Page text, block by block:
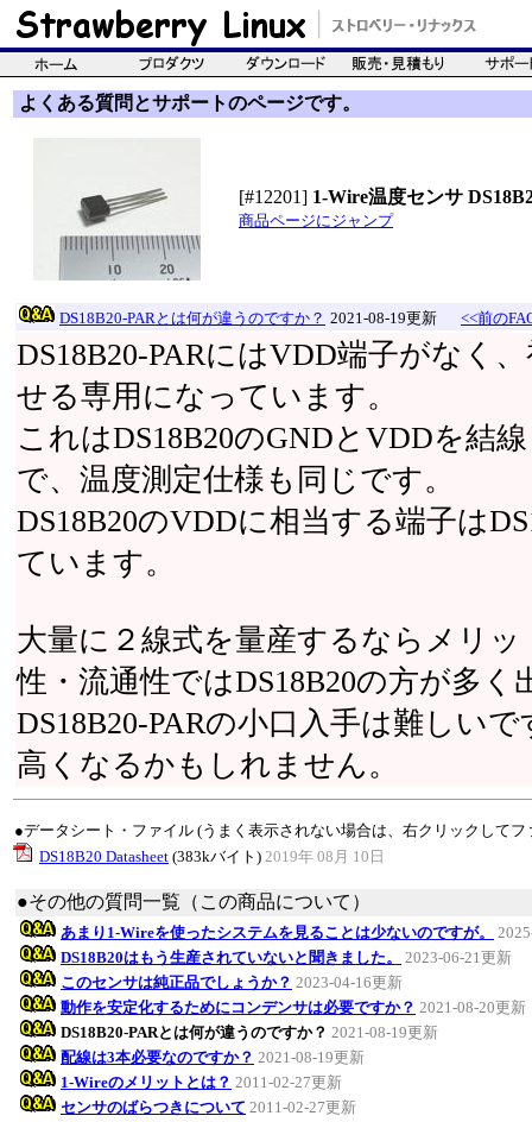
よくある質問とサポートのページです。
[#12201] 1-Wire温度センサ
商品ページにジャンプ
DS18B20-PARとは何が違うのですか？ 2021-08-19更新 <<前の
DS18B20-PARにはVDD端子がなく
せる専用になっています。
これはDS18B20のGNDとVDDを結
で、温度測定仕様も同じです。
DS18B20のVDDに相当する端子は
ています。
大量に２線式を量産するならメリ
性・流通性ではDS18B20の方が多
DS18B20-PARの小口入手は難しい
高くなるかもしれません。
●データシート・ファイル (うまく表示されない場合は、右クリックして
DS18B20 Datasheet (383kバイト) 2019年 08月 10日
●その他の質問一覧（この商品について）
あまり1-Wireを使ったシステムを見ることは少ないのですが。
DS18B20はもう生産されていないと聞きました。
2023-06-21更新
このセンサは純正品でしょうか？ 2023-04-16更新
動作を安定化するためにコンデンサは必要ですか？ 2021-08-20更新
DS18B20-PARとは何が違うのですか？ 2021-08-19更新
配線は3本必要なのですか？ 2021-08-19更新
1-Wireのメリットとは？ 2011-02-27更新
センサのばらつきについて 2011-02-27更新